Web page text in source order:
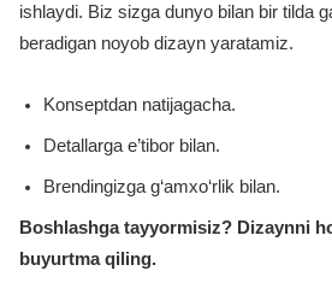
ishlaydi. Biz sizga dunyo bilan bir tilda
beradigan noyob dizayn yaratamiz.
Konseptdan natijagacha.
Detallarga e’tibor bilan.
Brendingizga g‘amxo‘rlik bilan.
Boshlashga tayyormisiz? Dizaynni
buyurtma qiling.